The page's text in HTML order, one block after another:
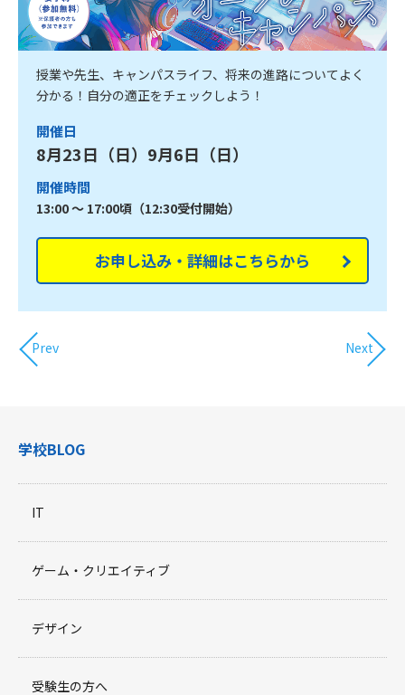
授業や先生、キャンパスライフ、将来の進路についてよく
分かる！自分の適正をチェックしよう！
開催日
8月23日（日）9月6日（日）
開催時間
13:00 ～ 17:00頃（12:30受付開始）
お申し込み・詳細はこちらから
Prev Next
学校BLOG
IT
ゲーム・クリエイティブ
デザイン
受験生の方へ